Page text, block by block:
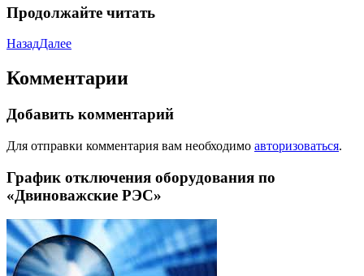
Продолжайте читать
НазадДалее
Комментарии
Добавить комментарий
Для отправки комментария вам необходимо авторизоваться.
График отключения оборудования по
«Двиноважские РЭС»